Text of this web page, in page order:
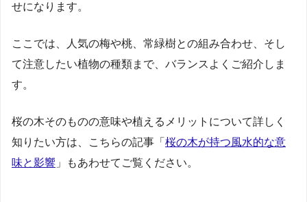
せになります。
ここでは、人気の梅や桃、常緑樹との組み合わせ、そし
て注意したい植物の種類まで、バランスよくご紹介しま
す。
桜の木そのものの意味や植えるメリットについて詳しく
知りたい方は、こちらの記事「 桜の木が持つ風水的な意
味と影響 」もあわせてご覧ください。